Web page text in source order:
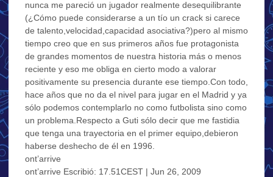
nunca me pareció un jugador realmente desequilibrante
(¿Cómo puede considerarse a un tío un crack si carece
de talento,velocidad,capacidad asociativa?)pero al mismo
tiempo creo que en sus primeros años fue protagonista
de grandes momentos de nuestra historia más o menos
reciente y eso me obliga en cierto modo a valorar
positivamente su presencia durante ese tiempo.Con todo,
hace años que no da el nivel para jugar en el Madrid y ya
sólo podemos contemplarlo no como futbolista sino como
un problema.Respecto a Guti sólo decir que me fastidia
que tenga una trayectoria en el primer equipo,debieron
haberse deshecho de él en 1996.
ont’arrive
ont’arrive Escribió: 17.51CEST | Jun 26, 2009